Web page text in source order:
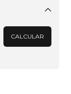
Alterar CEP
CALCULAR